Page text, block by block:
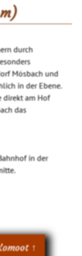
durch
Mösbach und
in der Ebene.
direkt am Hof
das
in der
↑